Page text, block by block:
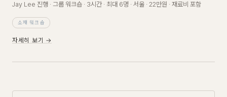
Jay Lee 진행 · 그룹 워크숍 · 3시간 · 최대 6명 · 서울 · 22만원 · 재료비 포함
소재 워크숍
자세히 보기 →